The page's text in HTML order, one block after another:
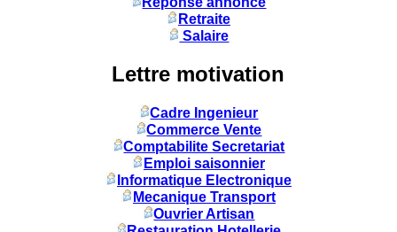
Retraite
Salaire
Lettre motivation
Cadre Ingenieur
Commerce Vente
Comptabilite Secretariat
Emploi saisonnier
Informatique Electronique
Mecanique Transport
Ouvrier Artisan